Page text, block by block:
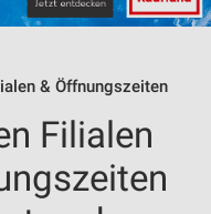
& Öffnungszeiten
Filialen